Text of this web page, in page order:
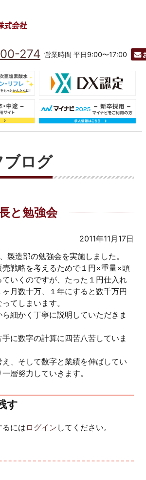
274 営業時間 平日9:00〜17:00
ブログ
と勉強会
2011年11月17日
製造部の勉強会を実施しました。
売戦略を考えるためで１円×重量×頭
いくのですが、たった１円仕入れ
月数十万、１年にすると数千万円
てしまいます。
細かく丁寧に説明していただきま
に数字の計算に四苦八苦していま
、そして数字と業績を伸ばしてい
層努力していきます。
す
るにはログイン してください。